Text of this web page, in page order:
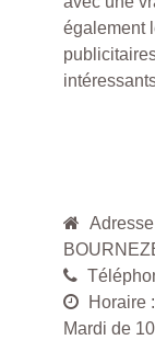
également
Horaire
Mardi de